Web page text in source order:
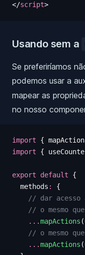
</script>
Usando sem a
Se preferiríamos
podemos usar a
mapear as
no nosso
import {
import {
export default {
  methods
:
{
// dar acesso
// o mesmo
    ...
mapActions (
// o mesmo
    ...
mapActions (